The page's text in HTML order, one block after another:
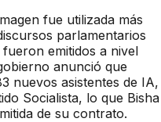
fue utilizada más
parlamentarios
emitidos a nivel
anunció que
nuevos asistentes de IA,
Socialista, lo que Bisha
de su contrato.